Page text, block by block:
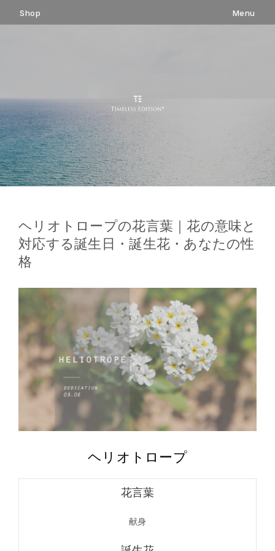
Shop Menu
ン
ス
キ
ッ
プ
ヘリオトロープの花言葉｜花の意味と
対応する誕生日・誕生花・あなたの性
格
ヘリオトロープ
花言葉
献身